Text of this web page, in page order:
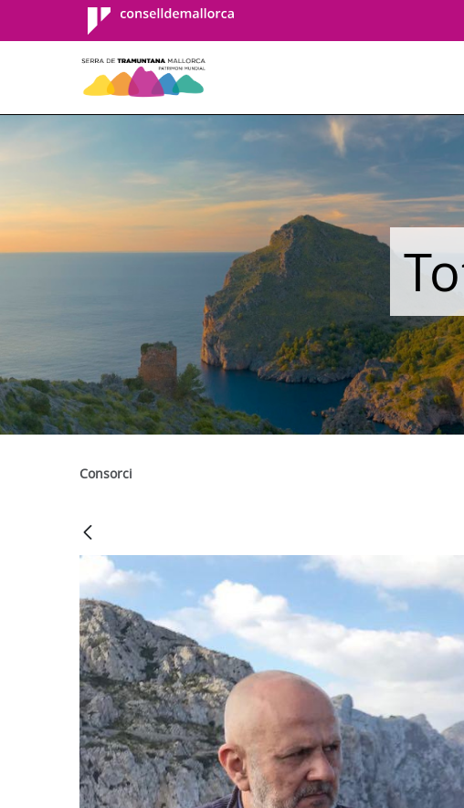
Consell de
Mallorca
Consorci